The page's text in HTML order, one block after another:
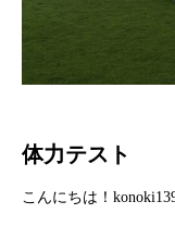
体力テスト
こんにちは！